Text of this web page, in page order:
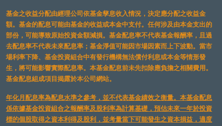
基金之收益分配由經理公司依基金孳息收入情況，決定應分配之收益金
額。基金的配息可能由基金的收益或本金中支付。任何涉及由本金支出的
部份，可能導致原始投資金額減損。基金配息率不代表基金報酬率，且過
去配息率不代表未來配息率；基金淨值可能因市場因素而上下波動。當市
場利率下降、基金投資組合中有發行機構無法償付利息或本金等情形發
生，將可能影響實際配息率。本基金配息前未先扣除應負擔之相關費用。
基金配息組成項目揭露於本公司網站。
年化月配息率為配息水準之參考，並不代表基金績效之衡量。本基金配息
係依據基金投資組合之報酬率及股利率為計算基礎，預估未來一年於投資
標的個股取得之資本利得及股利，並考量當下可能發生之資本損益，適度